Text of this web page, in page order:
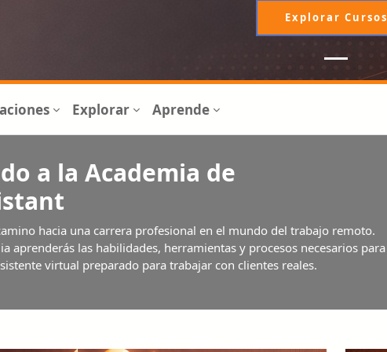
Explorar Cursos
Explorar Aprende
a la Academia de
hacia una carrera profesional en el mundo del trabajo remoto.
aprenderás las habilidades, herramientas y procesos necesarios para
virtual preparado para trabajar con clientes reales.